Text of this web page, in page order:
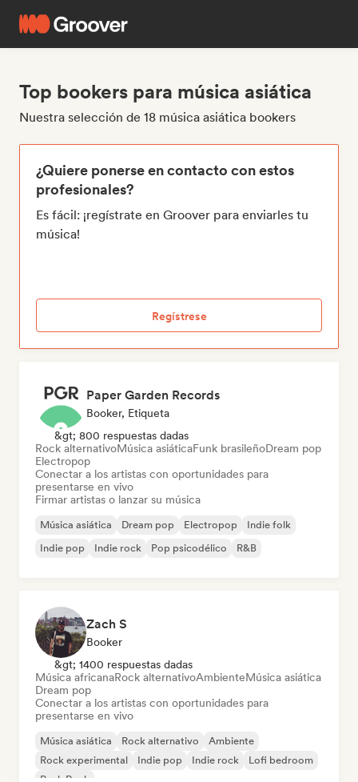
Top bookers para música asiática
Nuestra selección de 18 música asiática bookers
¿Quiere ponerse en contacto con estos
profesionales?
Es fácil: ¡regístrate en Groover para enviarles tu
música!
Regístrese
Paper Garden Records
Booker, Etiqueta
&gt; 800 respuestas dadas
Rock alternativoMúsica asiáticaFunk brasileñoDream pop
Electropop
Conectar a los artistas con oportunidades para
presentarse en vivo
Firmar artistas o lanzar su música
Música asiática Dream pop Electropop
Indie folk
Indie pop
Indie rock Pop psicodélico R&B
Zach S
Booker
&gt; 1400 respuestas dadas
Música africanaRock alternativoAmbienteMúsica asiática
Dream pop
Conectar a los artistas con oportunidades para
presentarse en vivo
Música asiática Rock alternativo
Ambiente
Rock experimental
Indie pop Indie rock
Lofi bedroom
Punk Rock